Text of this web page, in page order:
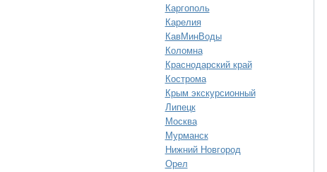
Каргополь
Карелия
КавМинВоды
Коломна
Краснодарский край
Кострома
Крым экскурсионный
Липецк
Москва
Мурманск
Нижний Новгород
Орел